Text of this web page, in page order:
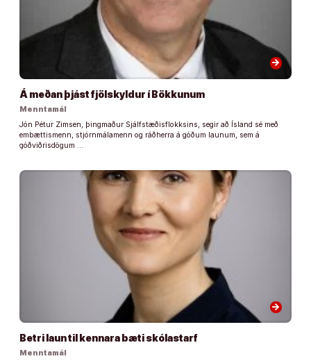
arrow_forward
Á meðan þjást fjölskyldur í Bökkunum
Menntamál
Jón Pétur Zimsen, þingmaður Sjálfstæðisflokksins, segir að Ísland sé með
embættismenn, stjórnmálamenn og ráðherra á góðum launum, sem á
góðviðrisdögum …
arrow_forward
Betri laun til kennara bæti skólastarf
Menntamál